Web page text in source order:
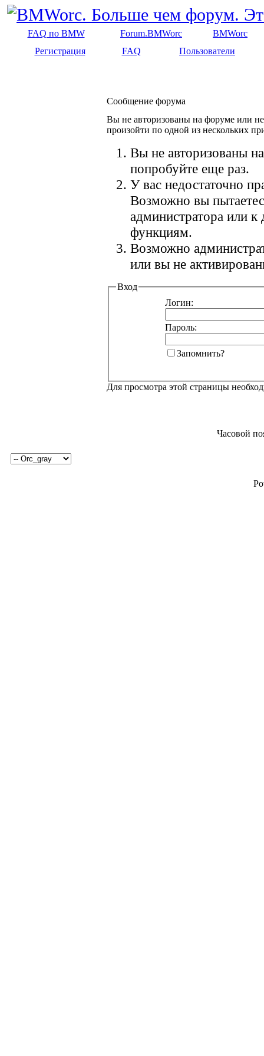
FAQ по BMW Forum.BMWorc
BMWorc
Регистрация
FAQ Пользователи
Сообщение форума
Вы не авторизованы на форуме или
произойти по одной из нескольких
Вы не авторизованы
попробуйте еще раз.
У вас недостаточно
Возможно вы
администратора или
функциям.
Возможно
или вы не
Вход
Логин:
Пароль:
Запомнить?
Для просмотра этой страницы
Часовой